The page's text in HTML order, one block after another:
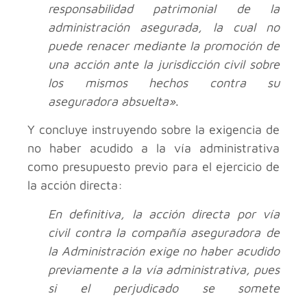
responsabilidad patrimonial de la
administración asegurada, la cual no
puede renacer mediante la promoción de
una acción ante la jurisdicción civil sobre
los mismos hechos contra su
aseguradora absuelta».
Y concluye instruyendo sobre la exigencia de
no haber acudido a la vía administrativa
como presupuesto previo para el ejercicio de
la acción directa:
En definitiva, la acción directa por vía
civil contra la compañía aseguradora de
la Administración exige no haber acudido
previamente a la vía administrativa, pues
si el perjudicado se somete